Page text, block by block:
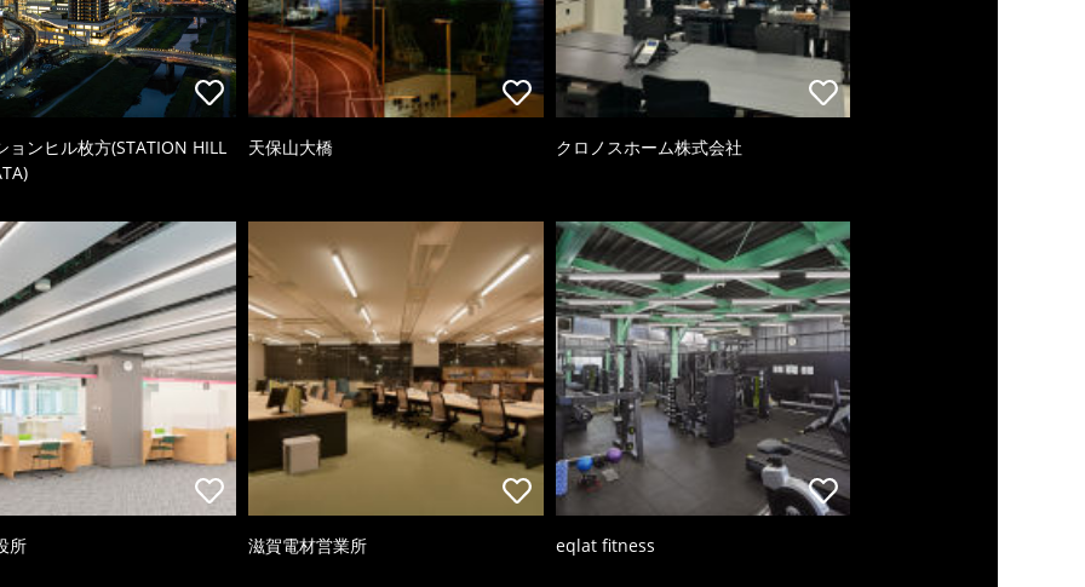
ョンヒル枚方(STATION HILL
天保山大橋 クロノスホーム株式会社
所 滋賀電材営業所 eqlat fitness